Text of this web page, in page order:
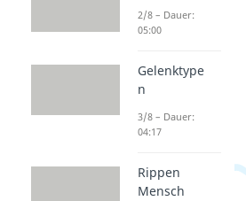
2/8 – Dauer:
05:00
Gelenktype
n
3/8 – Dauer:
04:17
Rippen
Mensch